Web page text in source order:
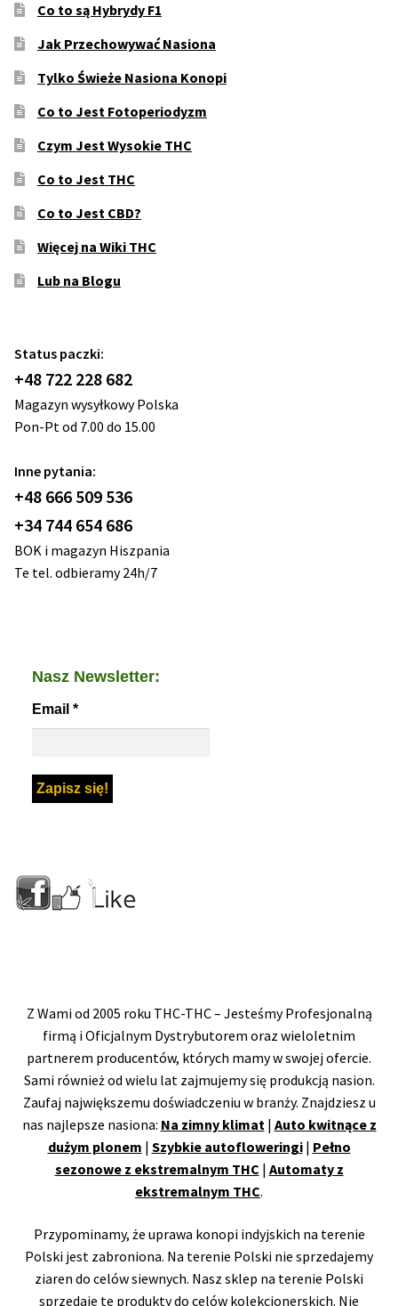
Co to są Hybrydy F1
Jak Przechowywać Nasiona
Tylko Świeże Nasiona Konopi
Co to Jest Fotoperiodyzm
Czym Jest Wysokie THC
Co to Jest THC
Co to Jest CBD?
Więcej na Wiki THC
Lub na Blogu
Status paczki:
+48 722 228 682
Magazyn wysyłkowy Polska
Pon-Pt od 7.00 do 15.00
Inne pytania:
+48 666 509 536
+34 744 654 686
BOK i magazyn Hiszpania
Te tel. odbieramy 24h/7
Nasz Newsletter:
Email *
Z Wami od 2005 roku THC-THC – Jesteśmy Profesjonalną
firmą i Oficjalnym Dystrybutorem oraz wieloletnim
partnerem producentów, których mamy w swojej ofercie.
Sami również od wielu lat zajmujemy się produkcją nasion.
Zaufaj największemu doświadczeniu w branży. Znajdziesz u
nas najlepsze nasiona: Na zimny klimat| Auto kwitnące z
dużym plonem | Szybkie autofloweringi| Pełno
sezonowe z ekstremalnym THC | Automaty z
ekstremalnym THC.
Przypominamy, że uprawa konopi indyjskich na terenie
Polski jest zabroniona. Na terenie Polski nie sprzedajemy
ziaren do celów siewnych. Nasz sklep na terenie Polski
sprzedaje te produkty do celów kolekcjonerskich. Nie